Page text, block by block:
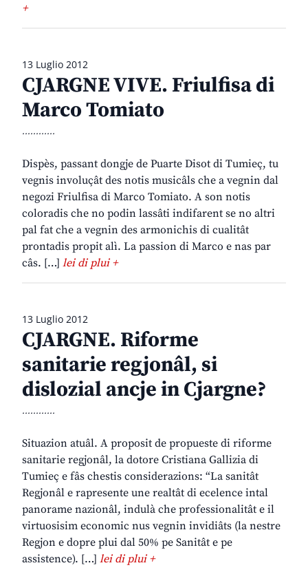
+
13 Luglio 2012
CJARGNE VIVE. Friulfisa di
Marco Tomiato
............
Dispès, passant dongje de Puarte Disot di Tumieç, tu
vegnis involuçât des notis musicâls che a vegnin dal
negozi Friulfisa di Marco Tomiato. A son notis
coloradis che no podin lassâti indifarent se no altri
pal fat che a vegnin des armonichis di cualitât
prontadis propit alì. La passion di Marco e nas par
câs. […] lei di plui +
13 Luglio 2012
CJARGNE. Riforme
sanitarie regjonâl, si
dislozial ancje in Cjargne?
............
Situazion atuâl. A proposit de propueste di riforme
sanitarie regjonâl, la dotore Cristiana Gallizia di
Tumieç e fâs chestis considerazions: “La sanitât
Regjonâl e rapresente une realtât di ecelence intal
panorame nazionâl, indulà che professionalitât e il
virtuosisim economic nus vegnin invidiâts (la nestre
Regjon e dopre plui dal 50% pe Sanitât e pe
assistence). […] lei di plui +